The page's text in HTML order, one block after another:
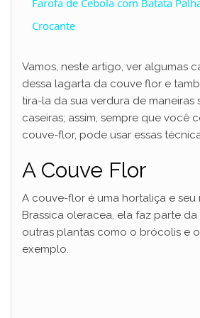
y
V
d
e
Farofa de Cebola com Batata
Crocante
Vamos, neste artigo, ver algumas
dessa lagarta da couve flor e
tira-la da sua verdura de maneiras
caseiras; assim, sempre que você
couve-flor, pode usar essas
A Couve Flor
A couve-flor é uma hortaliça e
Brassica oleracea, ela faz parte
outras plantas como o brócolis e
exemplo.